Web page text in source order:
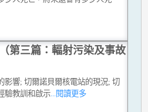
第三篇：輻射污染及事故
影響; 切爾諾貝爾核電站的現況; 切
驗教訓和啟示 ...閱讀更多